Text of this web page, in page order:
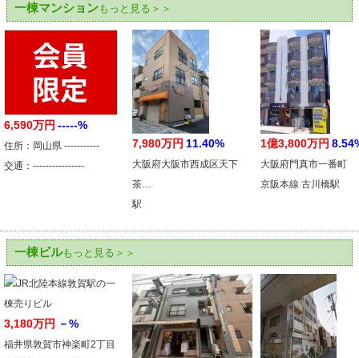
一棟マンションもっと見る＞＞
6,590万円 -----%
住所：岡山県 -----------
交通：----------------
7,980万円 11.40%
大阪府大阪市西成区天下
茶…
駅
1億3,800万円
大阪府門真市一番町
京阪本線 古川橋駅
一棟ビルもっと見る＞＞
3,180万円 －%
福井県敦賀市神楽町2丁目